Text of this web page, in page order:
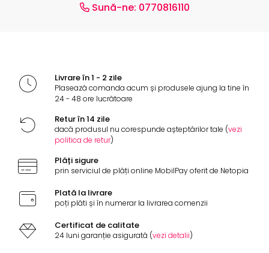
Sună-ne: 0770816110
Livrare în 1 - 2 zile
Plasează comanda acum și produsele ajung la tine în
24 - 48 ore lucrătoare
Retur în 14 zile
dacă produsul nu corespunde așteptărilor tale (vezi
politica de retur)
Plăți sigure
prin serviciul de plăți online MobilPay oferit de Netopia
Plată la livrare
poți plăti și în numerar la livrarea comenzii
Certificat de calitate
24 luni garanție asigurată (vezi detalii)